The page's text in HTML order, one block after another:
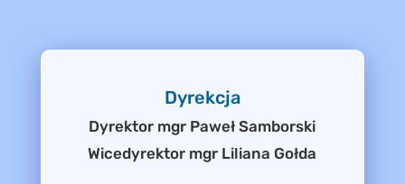
Dyrekcja
Dyrektor mgr Paweł Samborski
Wicedyrektor mgr Liliana Gołda